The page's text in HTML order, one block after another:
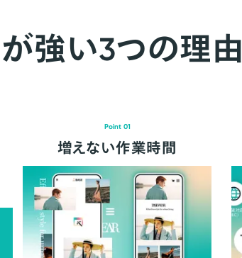
強い3つの理由
Point 01
増えない作業時間